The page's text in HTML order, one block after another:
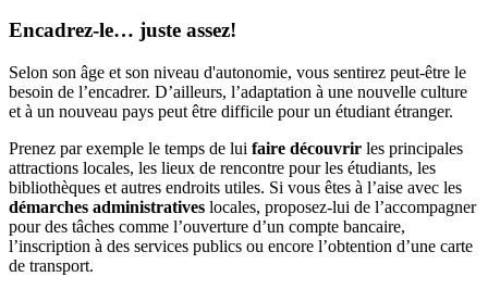
Encadrez-le… juste assez!
Selon son âge et son niveau d'autonomie, vous sentirez peut-être le
besoin de l’encadrer. D’ailleurs, l’adaptation à une nouvelle culture
et à un nouveau pays peut être difficile pour un étudiant étranger.
Prenez par exemple le temps de lui faire découvrir les principales
attractions locales, les lieux de rencontre pour les étudiants, les
bibliothèques et autres endroits utiles. Si vous êtes à l’aise avec les
démarches administratives locales, proposez-lui de l’accompagner
pour des tâches comme l’ouverture d’un compte bancaire,
l’inscription à des services publics ou encore l’obtention d’une carte
de transport.